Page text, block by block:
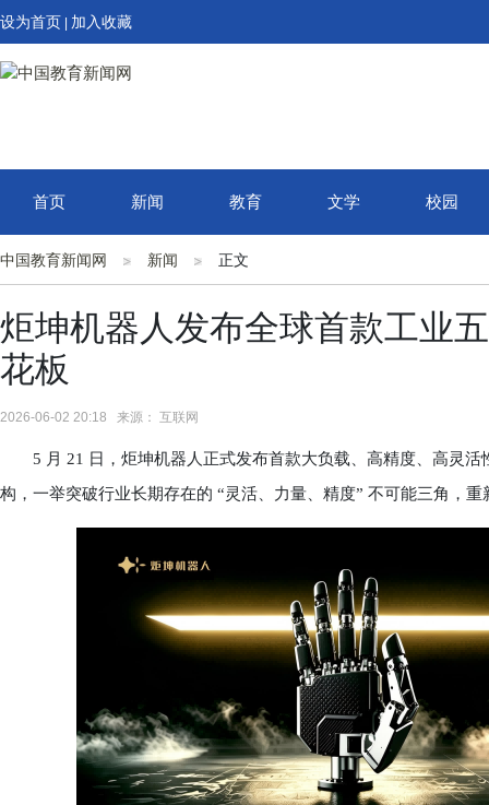
设为首页 加入收藏
首页 新闻 教育 文学 校园
中国教育新闻网 新闻 正文
炬坤机器人发布全球首款工业
花板
2026-06-02 20:18 来源： 互联网
5 月 21 日，炬坤机器人正式发布首款大负载、高精度、高灵活
构，一举突破行业长期存在的 “灵活、力量、精度” 不可能三角，